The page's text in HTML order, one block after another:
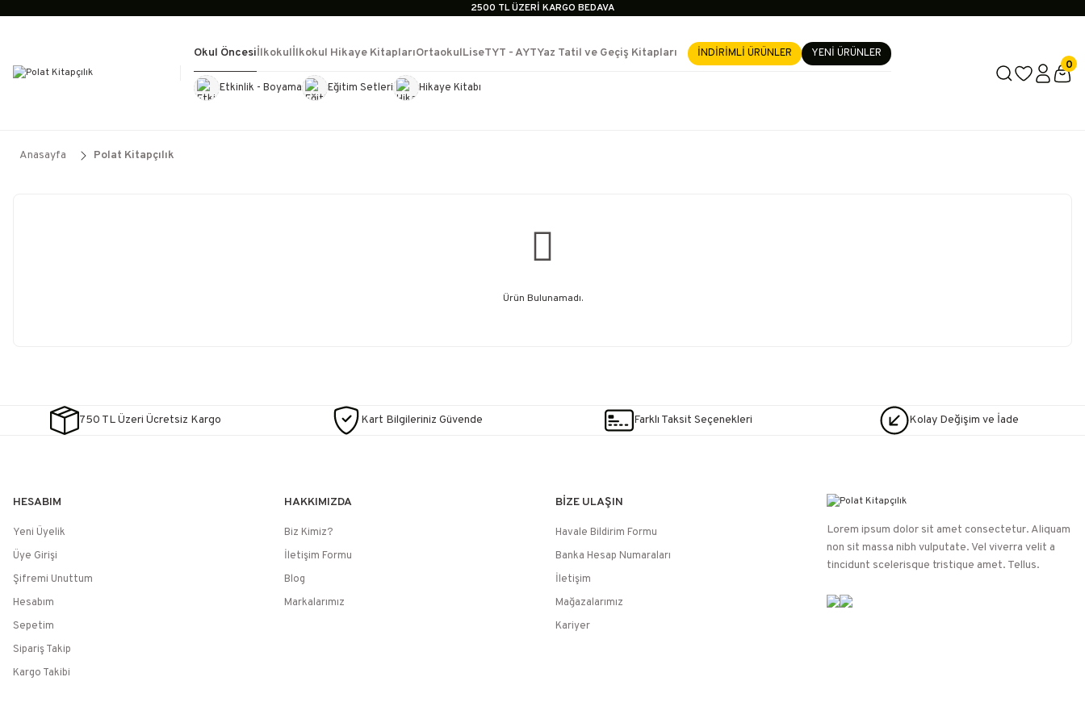
2500 TL ÜZERİ KARGO BEDAVA
İçerik #4
Okul Öncesi
Etkinlik - Boyama Eğitim Setleri Hikaye Kitabı
İlkokulİlkokul Hikaye KitaplarıOrtaokulLiseTYT - AYTYaz Tatil ve Geçiş Kitapları
Kültür KitaplarıKırtasiye Görevde Yükselme- Uzmanlık
İNDİRİMLİ ÜRÜNLER YENİ ÜRÜNLER
0
Anasayfa Polat Kitapçılık
Ürün Bulunamadı.
750 TL Üzeri Ücretsiz Kargo Kart Bilgileriniz Güvende Farklı Taksit Seçenekleri Kolay Değişim ve İade
HESABIM
Yeni Üyelik
Üye Girişi
Şifremi Unuttum
Hesabım
Sepetim
Sipariş Takip
Kargo Takibi
HAKKIMIZDA
Biz Kimiz?
İletişim Formu
Blog
Markalarımız
BİZE ULAŞIN
Havale Bildirim Formu
Banka Hesap Numaraları
İletişim
Mağazalarımız
Kariyer
Lorem ipsum dolor sit amet consectetur. Aliquam
non sit massa nibh vulputate. Vel viverra velit a
tincidunt scelerisque tristique amet. Tellus.